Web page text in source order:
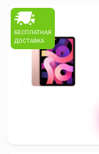
БЕСПЛАТНАЯ
ДОСТАВКА